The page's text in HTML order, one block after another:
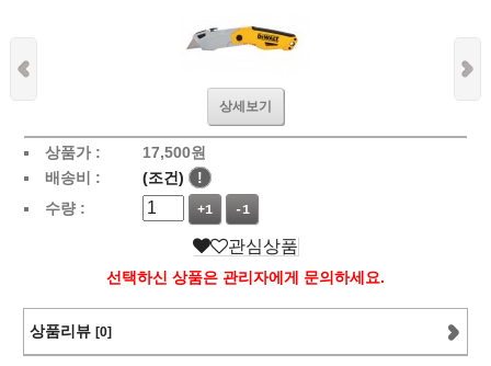
상세보기
상품가 : 17,500원
배송비 :
(조건)
!
수량 :
+1 -1
관심상품
선택하신 상품은 관리자에게 문의하세요.
상품리뷰 [0]